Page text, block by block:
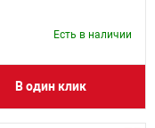
Есть в наличии
В один клик